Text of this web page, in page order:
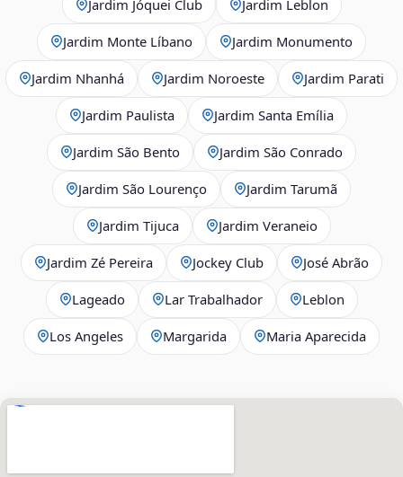
Jardim Jóquei Club Jardim Leblon
Jardim Monte Líbano Jardim Monumento
Jardim Nhanhá Jardim Noroeste Jardim Parati
Jardim Paulista Jardim Santa Emília
Jardim São Bento Jardim São Conrado
Jardim São Lourenço Jardim Tarumã
Jardim Tijuca Jardim Veraneio
Jardim Zé Pereira Jockey Club José Abrão
Lageado Lar Trabalhador Leblon
Los Angeles Margarida Maria Aparecida